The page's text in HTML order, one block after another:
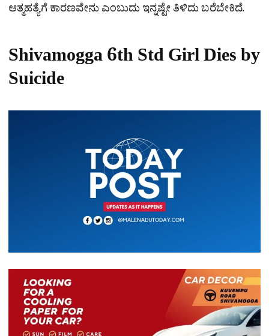
ಆತ್ಮಹತ್ಯೆಗೆ ಕಾರಣವೇನು ಎಂಬುದು ಇನ್ನಷ್ಟೇ ತಿಳಿದು ಬರೆಬೇಕಿದೆ.
Shivamogga 6th Std Girl Dies by
Suicide